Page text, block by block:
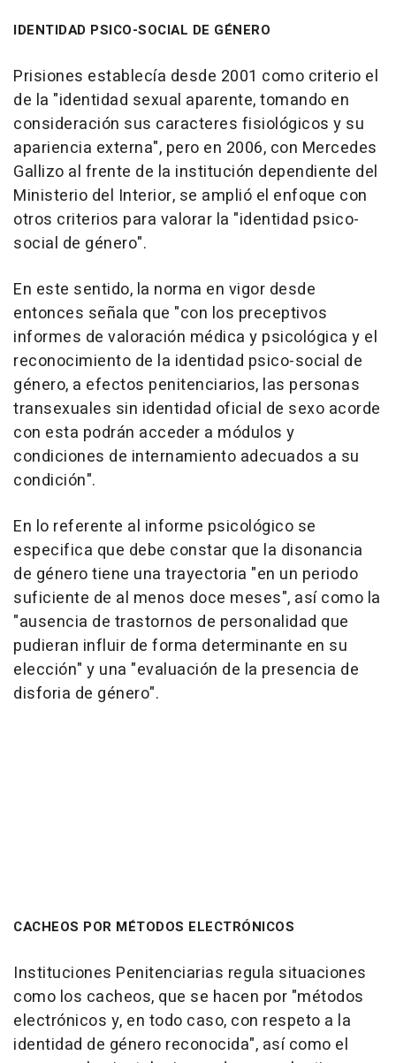
IDENTIDAD PSICO-SOCIAL DE GÉNERO
Prisiones establecía desde 2001 como criterio el
de la "identidad sexual aparente, tomando en
consideración sus caracteres fisiológicos y su
apariencia externa", pero en 2006, con Mercedes
Gallizo al frente de la institución dependiente del
Ministerio del Interior, se amplió el enfoque con
otros criterios para valorar la "identidad psico-
social de género".
En este sentido, la norma en vigor desde
entonces señala que "con los preceptivos
informes de valoración médica y psicológica y el
reconocimiento de la identidad psico-social de
género, a efectos penitenciarios, las personas
transexuales sin identidad oficial de sexo acorde
con esta podrán acceder a módulos y
condiciones de internamiento adecuados a su
condición".
En lo referente al informe psicológico se
especifica que debe constar que la disonancia
de género tiene una trayectoria "en un periodo
suficiente de al menos doce meses", así como la
"ausencia de trastornos de personalidad que
pudieran influir de forma determinante en su
elección" y una "evaluación de la presencia de
disforia de género".
CACHEOS POR MÉTODOS ELECTRÓNICOS
Instituciones Penitenciarias regula situaciones
como los cacheos, que se hacen por "métodos
electrónicos y, en todo caso, con respeto a la
identidad de género reconocida", así como el